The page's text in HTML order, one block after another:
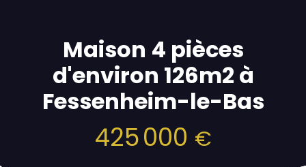
Maison 4 pièces
d'environ 126m2 à
Fessenheim-le-Bas
425 000 €